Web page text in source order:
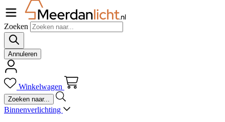
Zoeken
Annuleren
Winkelwagen
Binnenverlichting